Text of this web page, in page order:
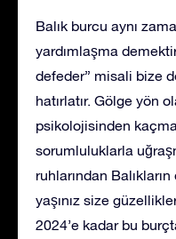
Balık burcu aynı
yardımlaşma
defeder” misali bize
hatırlatır. Gölge yön
psikolojisinden
sorumluluklarla
ruhlarından
yaşınız size
2024’e kadar bu